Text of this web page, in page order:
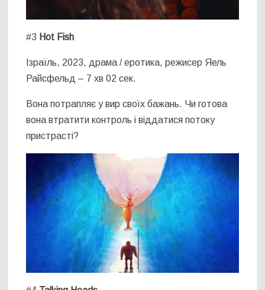
#3 Hot Fish
Ізраїль, 2023, драма / еротика, режисер Яель
Райсфельд – 7 хв 02 сек.
Вона потрапляє у вир своїх бажань. Чи готова
вона втратити контроль і віддатися потоку
пристрасті?